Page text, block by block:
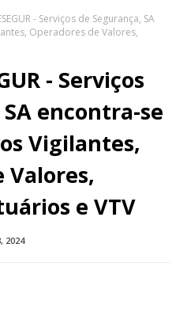
- Serviços de Segurança, SA
Operadores de Valores,
- Serviços
encontra-se
Vigilantes,
Valores,
e VTV
2024